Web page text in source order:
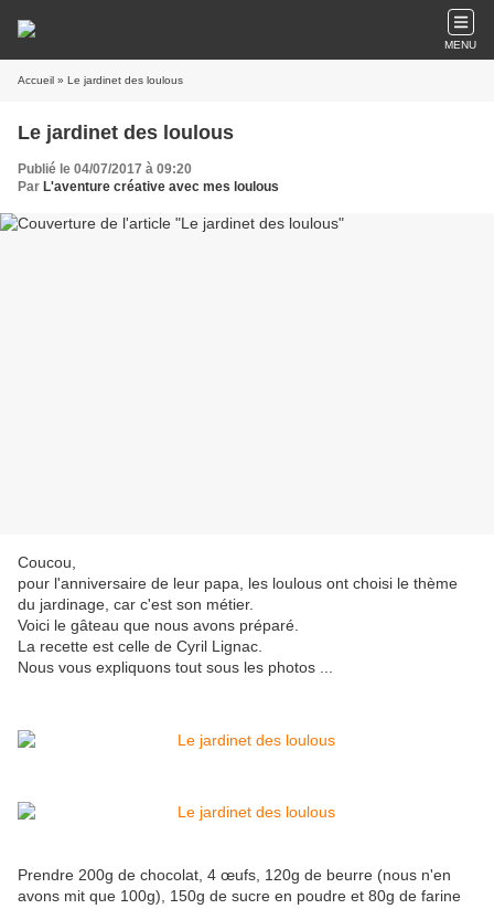
MENU
Accueil » Le jardinet des loulous
Le jardinet des loulous
Publié le 04/07/2017 à 09:20
Par L'aventure créative avec mes loulous
Coucou,
pour l'anniversaire de leur papa, les loulous ont choisi le thème
du jardinage, car c'est son métier.
Voici le gâteau que nous avons préparé.
La recette est celle de Cyril Lignac.
Nous vous expliquons tout sous les photos ...
Prendre 200g de chocolat, 4 œufs, 120g de beurre (nous n'en
avons mit que 100g), 150g de sucre en poudre et 80g de farine